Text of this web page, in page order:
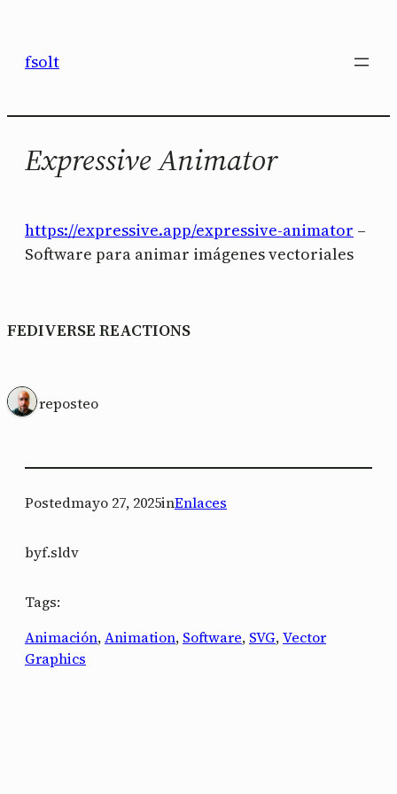
contenido
fsolt
Expressive Animator
https://expressive.app/expressive-animator –
Software para animar imágenes vectoriales
FEDIVERSE REACTIONS
1 reposteo
Postedmayo 27, 2025inEnlaces
byf.sldv
Tags:
Animación, Animation, Software, SVG, Vector
Graphics